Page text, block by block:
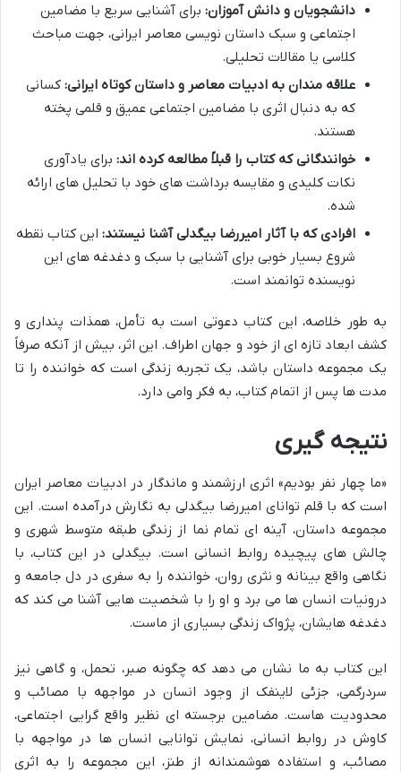
دانشجویان و دانش آموزان: برای آشنایی سریع با مضامین
اجتماعی و سبک داستان نویسی معاصر ایرانی، جهت مباحث
کلاسی یا مقالات تحلیلی.
علاقه مندان به ادبیات معاصر و داستان کوتاه ایرانی: کسانی
که به دنبال اثری با مضامین اجتماعی عمیق و قلمی پخته
هستند.
خوانندگانی که کتاب را قبلاً مطالعه کرده اند: برای یادآوری
نکات کلیدی و مقایسه برداشت های خود با تحلیل های ارائه
شده.
افرادی که با آثار امیررضا بیگدلی آشنا نیستند: این کتاب نقطه
شروع بسیار خوبی برای آشنایی با سبک و دغدغه های این
نویسنده توانمند است.
به طور خلاصه، این کتاب دعوتی است به تأمل، همذات پنداری و
کشف ابعاد تازه ای از خود و جهان اطراف. این اثر، بیش از آنکه صرفاً
یک مجموعه داستان باشد، یک تجربه زندگی است که خواننده را تا
مدت ها پس از اتمام کتاب، به فکر وامی دارد.
نتیجه گیری
«ما چهار نفر بودیم» اثری ارزشمند و ماندگار در ادبیات معاصر ایران
است که با قلم توانای امیررضا بیگدلی به نگارش درآمده است. این
مجموعه داستان، آینه ای تمام نما از زندگی طبقه متوسط شهری و
چالش های پیچیده روابط انسانی است. بیگدلی در این کتاب، با
نگاهی واقع بینانه و نثری روان، خواننده را به سفری در دل جامعه و
درونیات انسان ها می برد و او را با شخصیت هایی آشنا می کند که
دغدغه هایشان، پژواک زندگی بسیاری از ماست.
این کتاب به ما نشان می دهد که چگونه صبر، تحمل، و گاهی نیز
سردرگمی، جزئی لاینفک از وجود انسان در مواجهه با مصائب و
محدودیت هاست. مضامین برجسته ای نظیر واقع گرایی اجتماعی،
کاوش در روابط انسانی، نمایش توانایی انسان ها در مواجهه با
مصائب، و استفاده هوشمندانه از طنز، این مجموعه را به اثری